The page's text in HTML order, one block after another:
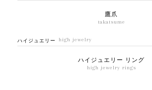
鷹爪
takatsume
ハイジュエリー high jewelry
ハイジュエリー リング
high jewelry rings